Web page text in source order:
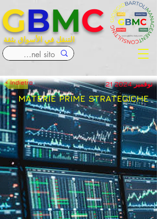
التنقل في الأسواق بثقة
GBMC
< Indietro 21 نوفمبر 2024
MATERIE PRIME STRATEGICHE